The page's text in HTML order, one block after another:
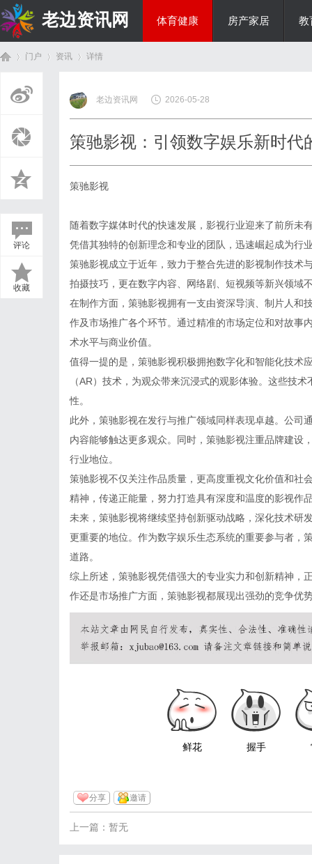
老边资讯网 体育健康 房产家居 教
门户 资讯
›
详情
评论
收藏
老边资讯网 2026-05-28
策驰影视：引领数字娱乐新时代
策驰影视
随着数字媒体时代的快速发展，影视行业迎来了前所未
凭借其独特的创新理念和专业的团队，迅速崛起成为行
策驰影视成立于近年，致力于整合先进的影视制作技术
拍摄技巧，更在数字内容、网络剧、短视频等新兴领域
在制作方面，策驰影视拥有一支由资深导演、制片人和
作及市场推广各个环节。通过精准的市场定位和对故事
术水平与商业价值。
值得一提的是，策驰影视积极拥抱数字化和智能化技术
（AR）技术，为观众带来沉浸式的观影体验。这些技
性。
此外，策驰影视在发行与推广领域同样表现卓越。公司
内容能够触达更多观众。同时，策驰影视注重品牌建设
行业地位。
策驰影视不仅关注作品质量，更高度重视文化价值和社
精神，传递正能量，努力打造具有深度和温度的影视作
未来，策驰影视将继续坚持创新驱动战略，深化技术研
更重要的地位。作为数字娱乐生态系统的重要参与者，
道路。
综上所述，策驰影视凭借强大的专业实力和创新精神，
作还是市场推广方面，策驰影视都展现出强劲的竞争优
鲜花 握手
分享 邀请
上一篇：暂无